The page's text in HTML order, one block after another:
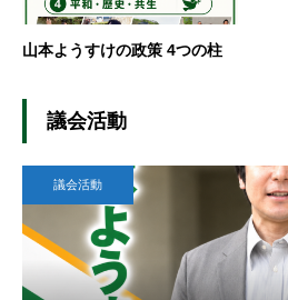
山本ようすけの政策 4つの柱
議会活動
議会活動